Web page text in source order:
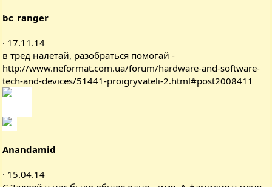
bc_ranger
17.11.14
в тред налетай, разобраться помогай -
http://www.neformat.com.ua/forum/hardware-and-software-
tech-and-devices/51441-proigryvateli-2.html#post2008411
Anandamid
15.04.14